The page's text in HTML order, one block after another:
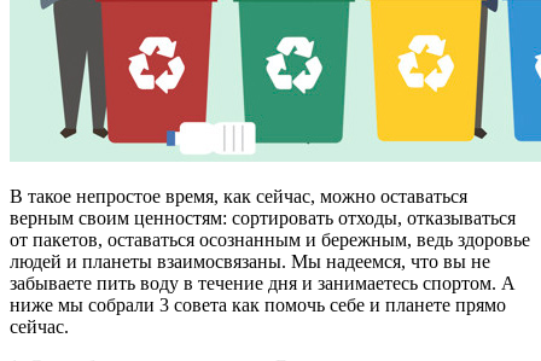
В такое непростое время, как сейчас, можно оставаться
верным своим ценностям: сортировать отходы, отказываться
от пакетов, оставаться осознанным и бережным, ведь здоровье
людей и планеты взаимосвязаны. Мы надеемся, что вы не
забываете пить воду в течение дня и занимаетесь спортом. А
ниже мы собрали 3 совета как помочь себе и планете прямо
сейчас.